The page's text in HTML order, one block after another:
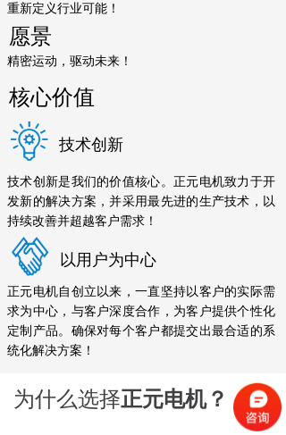
核心价值
技术创新是我们的价值核心。正元电机致力于开
发新的解决方案，并采用最先进的生产技术，以
持续改善并超越客户需求！
精密运动，驱动未来！
愿景
重新定义行业可能！
技术创新
正元电机自创立以来，一直坚持以客户的实际需
求为中心，与客户深度合作，为客户提供个性化
定制产品。确保对每个客户都提交出最合适的系
统化解决方案！
以用户为中心
为什么选择正元电机？